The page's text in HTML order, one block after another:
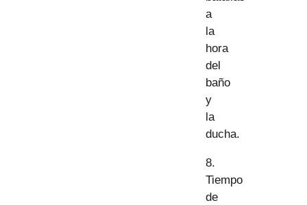
a
la
hora
del
baño
y
la
ducha.
8.
Tiempo
de